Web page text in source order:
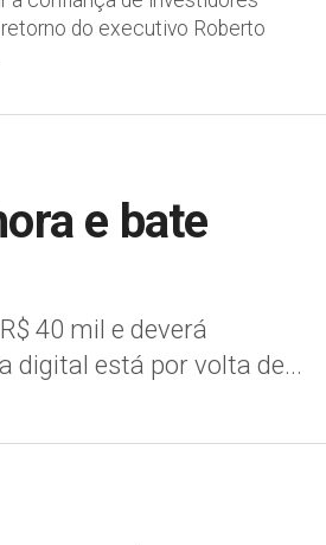
do executivo Roberto
e bate
40 mil e deverá
digital está por volta de...